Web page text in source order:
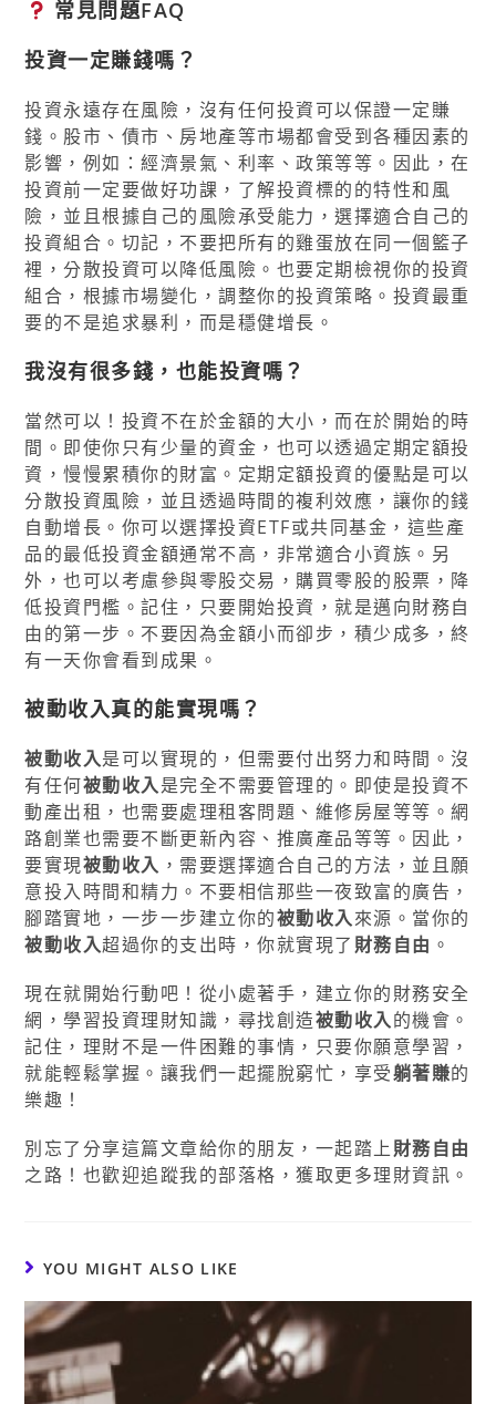
常見問題FAQ
投資一定賺錢嗎？
投資永遠存在風險，沒有任何投資可以保證一定賺
錢。股市、債市、房地產等市場都會受到各種因素的
影響，例如：經濟景氣、利率、政策等等。因此，在
投資前一定要做好功課，了解投資標的的特性和風
險，並且根據自己的風險承受能力，選擇適合自己的
投資組合。切記，不要把所有的雞蛋放在同一個籃子
裡，分散投資可以降低風險。也要定期檢視你的投資
組合，根據市場變化，調整你的投資策略。投資最重
要的不是追求暴利，而是穩健增長。
我沒有很多錢，也能投資嗎？
當然可以！投資不在於金額的大小，而在於開始的時
間。即使你只有少量的資金，也可以透過定期定額投
資，慢慢累積你的財富。定期定額投資的優點是可以
分散投資風險，並且透過時間的複利效應，讓你的錢
自動增長。你可以選擇投資ETF或共同基金，這些產
品的最低投資金額通常不高，非常適合小資族。另
外，也可以考慮參與零股交易，購買零股的股票，降
低投資門檻。記住，只要開始投資，就是邁向財務自
由的第一步。不要因為金額小而卻步，積少成多，終
有一天你會看到成果。
被動收入真的能實現嗎？
被動收入是可以實現的，但需要付出努力和時間。沒
有任何被動收入是完全不需要管理的。即使是投資不
動產出租，也需要處理租客問題、維修房屋等等。網
路創業也需要不斷更新內容、推廣產品等等。因此，
要實現被動收入 ，需要選擇適合自己的方法，並且願
意投入時間和精力。不要相信那些一夜致富的廣告，
腳踏實地，一步一步建立你的被動收入來源。當你的
被動收入超過你的支出時，你就實現了 財務自由 。
現在就開始行動吧！從小處著手，建立你的財務安全
網，學習投資理財知識，尋找創造被動收入的機會。
記住，理財不是一件困難的事情，只要你願意學習，
就能輕鬆掌握。讓我們一起擺脫窮忙，享受躺著賺的
樂趣！
別忘了分享這篇文章給你的朋友，一起踏上財務自由
之路！也歡迎追蹤我的部落格，獲取更多理財資訊。
YOU MIGHT ALSO LIKE